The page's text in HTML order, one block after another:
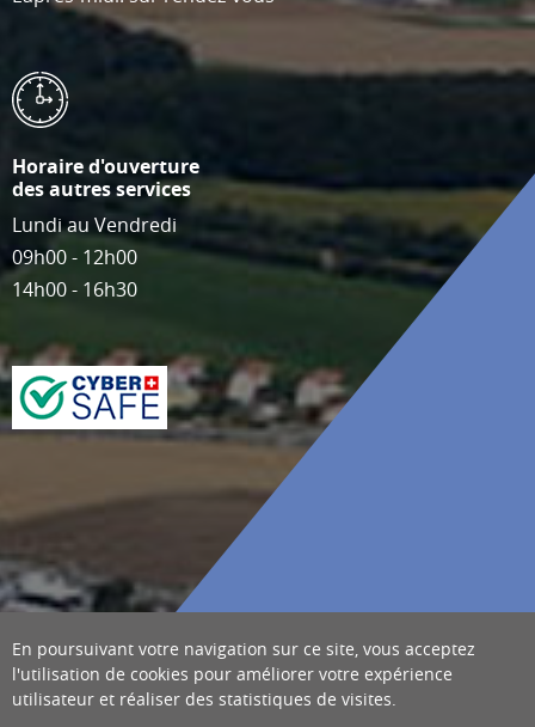
Horaire d'ouverture
des autres services
Lundi au Vendredi
09h00 - 12h00
14h00 - 16h30
En poursuivant votre navigation sur ce site, vous acceptez
l'utilisation de cookies pour améliorer votre expérience
utilisateur et réaliser des statistiques de visites.